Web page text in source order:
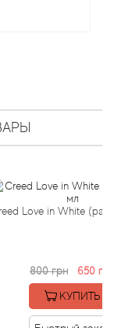
in White (распив)
800 грн
650 грн
КУПИТЬ